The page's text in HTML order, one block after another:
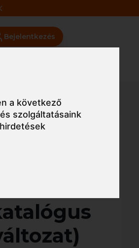
a következő
szolgáltatásaink
Bejelentkezés